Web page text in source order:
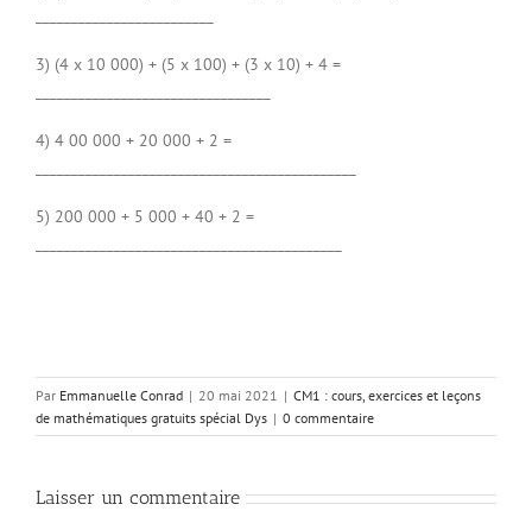
3) (4 x 10 000) + (5 x 100) + (3 x 10) + 4 =
4) 4 00 000 + 20 000 + 2 =
5) 200 000 + 5 000 + 40 + 2 =
Par Emmanuelle Conrad | 20 mai 2021 | CM1 : cours, exercices et leçons
de mathématiques gratuits spécial Dys | 0 commentaire
Laisser un commentaire